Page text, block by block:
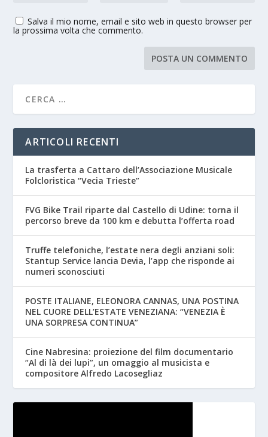
Salva il mio nome, email e sito web in questo browser per
la prossima volta che commento.
ARTICOLI RECENTI
La trasferta a Cattaro dell’Associazione Musicale
Folcloristica “Vecia Trieste”
FVG Bike Trail riparte dal Castello di Udine: torna il
percorso breve da 100 km e debutta l’offerta road
Truffe telefoniche, l’estate nera degli anziani soli:
Stantup Service lancia Devia, l’app che risponde ai
numeri sconosciuti
POSTE ITALIANE, ELEONORA CANNAS, UNA POSTINA
NEL CUORE DELL’ESTATE VENEZIANA: “VENEZIA È
UNA SORPRESA CONTINUA”
Cine Nabresina: proiezione del film documentario
“Al di là dei lupi”, un omaggio al musicista e
compositore Alfredo Lacosegliaz